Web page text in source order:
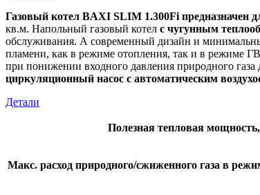
Газовый котел BAXI SLIM 1.300Fi предназначен
кв.м. Напольный газовый котел с чугунным
обслуживания. А современный дизайн и
пламени, как в режиме отопления, так и в режиме
при понижении входного давления природного
циркуляционный насос с автоматическим
Детали
Полезная тепловая
Макс. расход природного/сжиженного газа в